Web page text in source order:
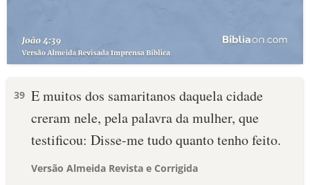
39 E muitos dos samaritanos daquela cidade
creram nele, pela palavra da mulher, que
testificou: Disse-me tudo quanto tenho feito.
Versão Almeida Revista e Corrigida